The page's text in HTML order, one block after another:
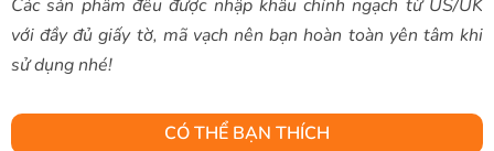
Các sản phẩm đều được nhập khẩu chính ngạch từ US/UK
với đầy đủ giấy tờ, mã vạch nên bạn hoàn toàn yên tâm khi
sử dụng nhé!
CÓ THỂ BẠN THÍCH